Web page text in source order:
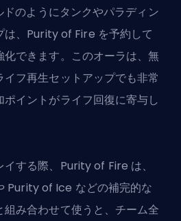
のようにタンクやパラディン
は、Purity of Fire を予約して
できます。このオーラは、無
フ再生セットアップでも非常
イントがライフ回復に寄与し
する際、Purity of Fire は、
Purity of Ice などの補完的な
み合わせて使うと、チーム全